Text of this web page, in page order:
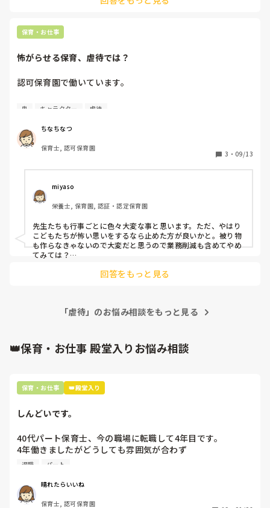
まさか自分がそういう子を保護してもらうために交番に行く
とは思わなかったです😱
今日がたまたま休みで良かったものの…仕事だった場合、こ
り。
もらおうと思ったり(^д^;)
でも、そんな今日でも、授業参観のため朝からバタバタ。
30分も拘束されたので予定が狂いバッタバタ💦
まぁ、時間経ってから、心配で再度交番に子供がどうなった
か確認したところ、電話の向こうで大泣きしている声が聞こ
交番が怖い、ママに会いたいというよりかは、保護した時も
だけれど「外で遊びたい！ブーブのとこ行きたい！」って理
由で、交番の扉から何度も飛び出そうとしていたんですよね
😓
咄嗟に鍵をかけちゃった私です(^д^;)（笑）
保育・お仕事
怖がらせる保育、虐待では？
認可保育園で働いています。
我が園では、行事ごとになると、先生たちが力作したキャラ
幼児クラスの子どもたちは中に先生が入っていることも理解
していますが、まだそれも理解の難しい乳児クラスの子ども
たちは半分ほどが号泣します。
慣れてもらうために⋯と通常保育の中にキャラクターが登場
（被り物と衣装）することもあるのですが、怖くて震えるほ
ど泣いて終わる子もいます。
これは大人（職員）の満足を満たすだけで、子どもたちにと
っての虐待には当たらないでしょうか？
節分で鬼が出てくるのは伝統行事ということもあり、まだ分
ゆえ、みんなが楽しめないなら出てこなくていいのに⋯と思
鬼 キャラクター 虐待
ちなちなつ
保育士, 認可保育園
3 ・ 09/13
miyaso
栄養士, 保育園, 認証・認定保育園
先生たちも行事ごとに色々大変な事と思います。ただ、やはり
こどもたちが怖い思いをするなら止めた方が良いかと。被り物
も作らなきゃないので大変だと思うので業務削減も含めてやめ
てみては？
回答をもっと見る
「虐待」のお悩み相談をもっと見る
👑保育・お仕事 殿堂入りお悩み相談
保育・お仕事 👑殿堂入り
しんどいです。
40代パート保育士、今の職場に転職して4年目です。
4年働きましたがどうしても雰囲気が合わず
退職しようと思っています。
周りの職員は、勤続10年以上から何十年という先生がほとん
どです。
退職 パート
晴れたらいいね
保育士, 認可保育園